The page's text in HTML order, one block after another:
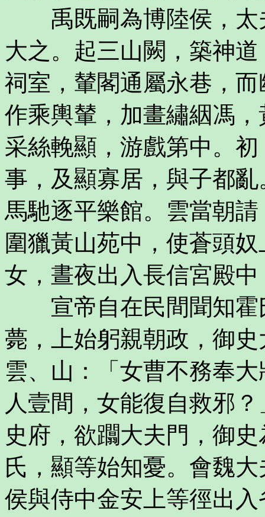
禹既嗣為博陸侯，太
大之。起三山闕，築神
祠室，輦閣通屬永巷，
作乘輿輦，加畫繡絪馮
采絲輓顯，游戲第中。
事，及顯寡居，與子都
馬馳逐平樂館。雲當朝
圍獵黃山苑中，使蒼頭
女，晝夜出入長信宮殿
宣帝自在民間聞知霍
薨，上始躬親朝政，御
雲、山：「女曹不務奉
人壹間，女能復自救邪
史府，欲躢大夫門，御
氏，顯等始知憂。會魏
侯與侍中金安上等徑出